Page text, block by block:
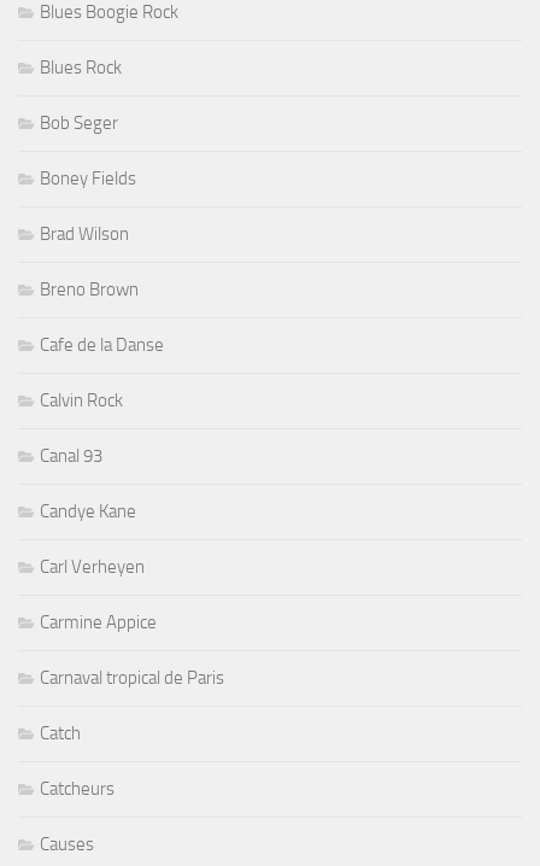
Blues Boogie Rock
Blues Rock
Bob Seger
Boney Fields
Brad Wilson
Breno Brown
Cafe de la Danse
Calvin Rock
Canal 93
Candye Kane
Carl Verheyen
Carmine Appice
Carnaval tropical de Paris
Catch
Catcheurs
Causes